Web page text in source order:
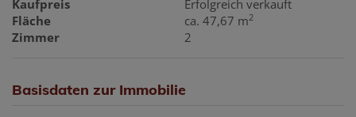
Kaufpreis
Erfolgreich verkauft
Fläche
ca. 47,67 m2
Zimmer 2
Basisdaten zur Immobilie